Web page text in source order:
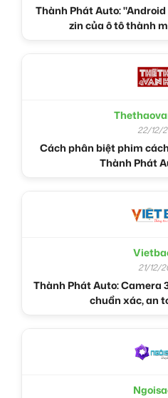
Thành Phát Auto:
zin của ô tô thành
22/12/
Cách phân biệt phim
Thành Phát
21/12/
Thành Phát Auto: Camera
chuẩn xác, an